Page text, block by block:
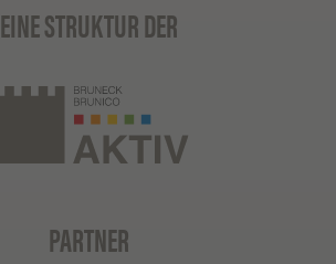
EINE STRUKTUR DER
PARTNER